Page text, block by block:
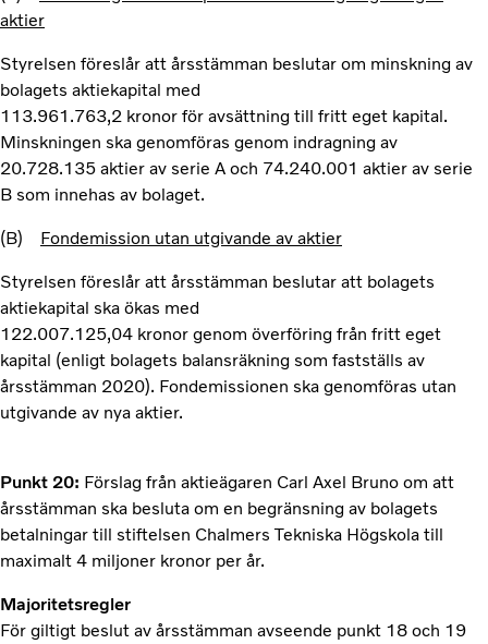
aktier
Styrelsen föreslår att årsstämman beslutar om minskning av
bolagets aktiekapital med
113.961.763,2 kronor för avsättning till fritt eget kapital.
Minskningen ska genomföras genom indragning av
20.728.135 aktier av serie A och 74.240.001 aktier av serie
B som innehas av bolaget.
(B) Fondemission utan utgivande av aktier
Styrelsen föreslår att årsstämman beslutar att bolagets
aktiekapital ska ökas med
122.007.125,04 kronor genom överföring från fritt eget
kapital (enligt bolagets balansräkning som fastställs av
årsstämman 2020). Fondemissionen ska genomföras utan
utgivande av nya aktier.
Punkt 20: Förslag från aktieägaren Carl Axel Bruno om att
årsstämman ska besluta om en begränsning av bolagets
betalningar till stiftelsen Chalmers Tekniska Högskola till
maximalt 4 miljoner kronor per år.
Majoritetsregler
För giltigt beslut av årsstämman avseende punkt 18 och 19